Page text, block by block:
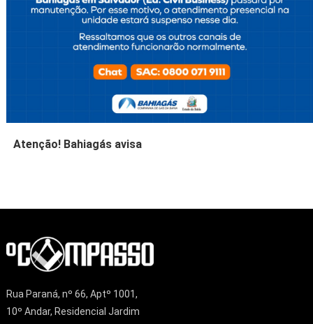
Atenção! Bahiagás avisa
Rua Paraná, nº 66, Aptº 1001,
10º Andar, Residencial Jardim